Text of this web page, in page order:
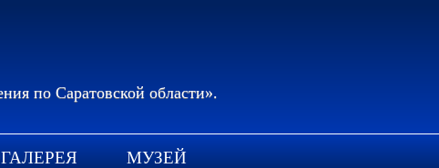
по Саратовской области».
МУЗЕЙ